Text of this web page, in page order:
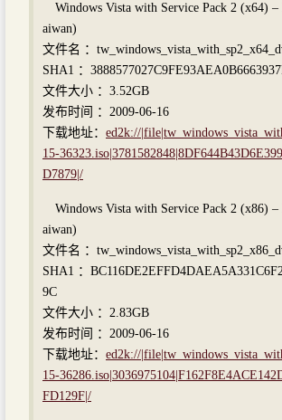
Windows Vista with Service Pack 2 (x64)
aiwan)
文件名 ：
SHA1 ：
文件大小 ：3.52GB
发布时间 ：2009-06-16
下载地址： ed2k://
15-
D7879|/
Windows Vista with Service Pack 2 (x86)
aiwan)
文件名 ：
SHA1 ：
9C
文件大小 ：2.83GB
发布时间 ：2009-06-16
下载地址： ed2k://
15-
FD129F|/